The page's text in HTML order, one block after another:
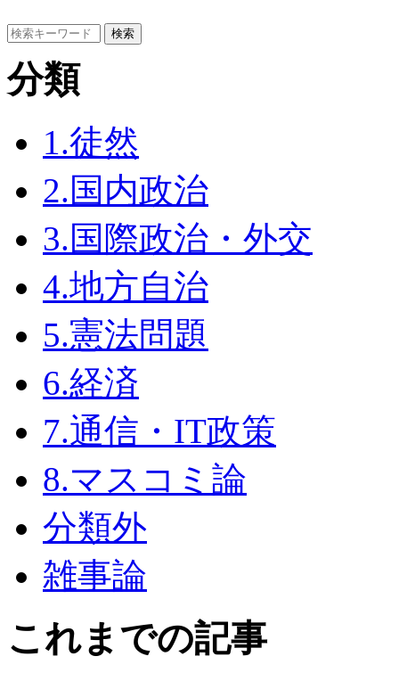
分類
1.徒然
2.国内政治
3.国際政治・外交
4.地方自治
5.憲法問題
6.経済
7.通信・IT政策
8.マスコミ論
分類外
雑事論
これまでの記事